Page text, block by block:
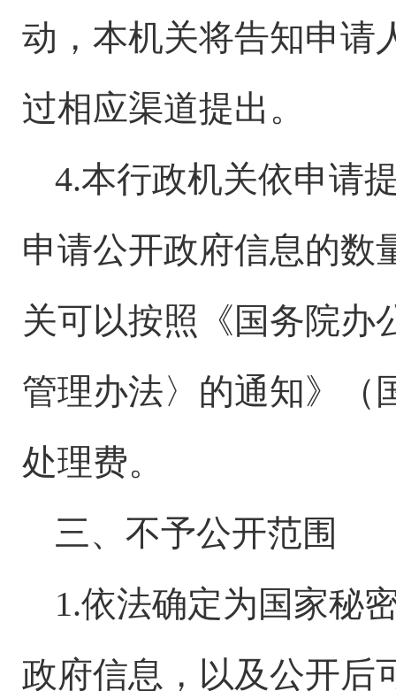
动，本机关将告知申请
过相应渠道提出。
4.本行政机关依申请
申请公开政府信息的数
关可以按照《国务院办
管理办法〉的通知》（
处理费。
三、不予公开范围
1.依法确定为国家秘
政府信息，以及公开后